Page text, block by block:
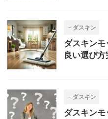
－ダスキン
ダスキン
良い選び方
－ダスキン
ダスキン